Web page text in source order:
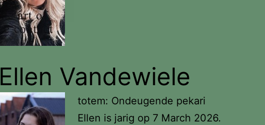
Ellen Vandewiele
totem: Ondeugende pekari
Ellen is jarig op 7 March 2026.